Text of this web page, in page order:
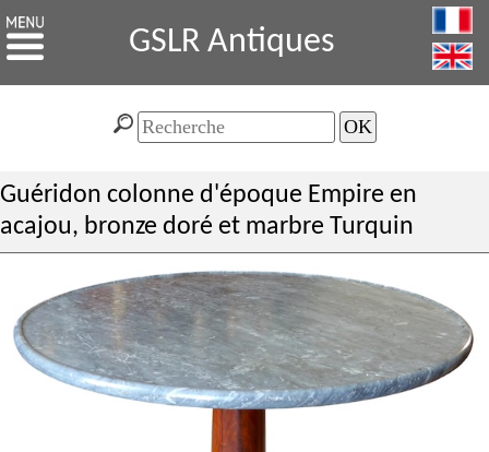
GSLR Antiques
Guéridon colonne d'époque Empire en
acajou, bronze doré et marbre Turquin